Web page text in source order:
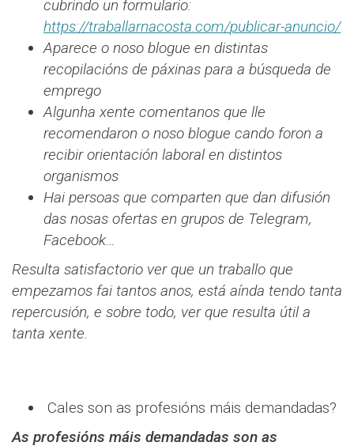
cubrindo un formulario:
https://traballarnacosta.com/publicar-anuncio/
Aparece o noso blogue en distintas
recopilacións de páxinas para a búsqueda de
emprego
Algunha xente comentanos que lle
recomendaron o noso blogue cando foron a
recibir orientación laboral en distintos
organismos
Hai persoas que comparten que dan difusión
das nosas ofertas en grupos de Telegram,
Facebook…
Resulta satisfactorio ver que un traballo que
empezamos fai tantos anos, está aínda tendo tanta
repercusión, e sobre todo, ver que resulta útil a
tanta xente.
Cales son as profesións máis demandadas?
As profesións máis demandadas son as